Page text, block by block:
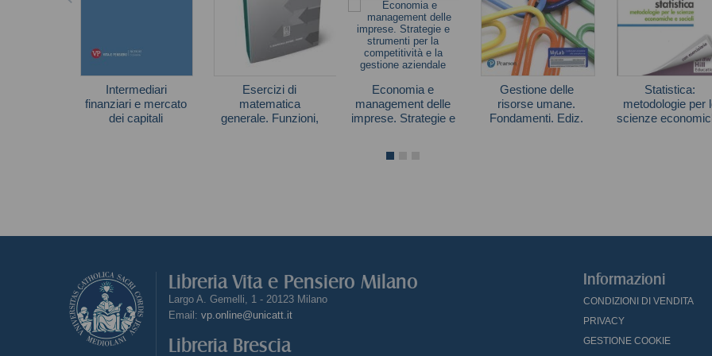
Intermediari
finanziari e mercato
dei capitali
Esercizi di
matematica
generale. Funzioni,
Economia e
management delle
imprese. Strategie e
gestione aziendale
Gestione delle
risorse umane.
Fondamenti. Ediz.
Statistica:
metodologie per
scienze
Libreria Vita e Pensiero Milano
Largo A. Gemelli, 1 - 20123 Milano
Email: vp.online@unicatt.it
Libreria Brescia
Informazioni
CONDIZIONI DI VENDITA
PRIVACY
GESTIONE COOKIE